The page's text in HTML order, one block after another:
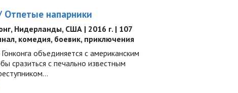
Отпетые напарники
Нидерланды, США | 2016 г. | 107
комедия, боевик, приключения
объединяется с американским
сразиться с печально известным